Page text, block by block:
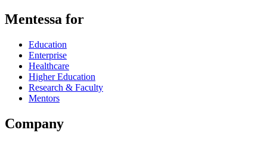
Mentessa for
Education
Enterprise
Healthcare
Higher Education
Research & Faculty
Mentors
Company